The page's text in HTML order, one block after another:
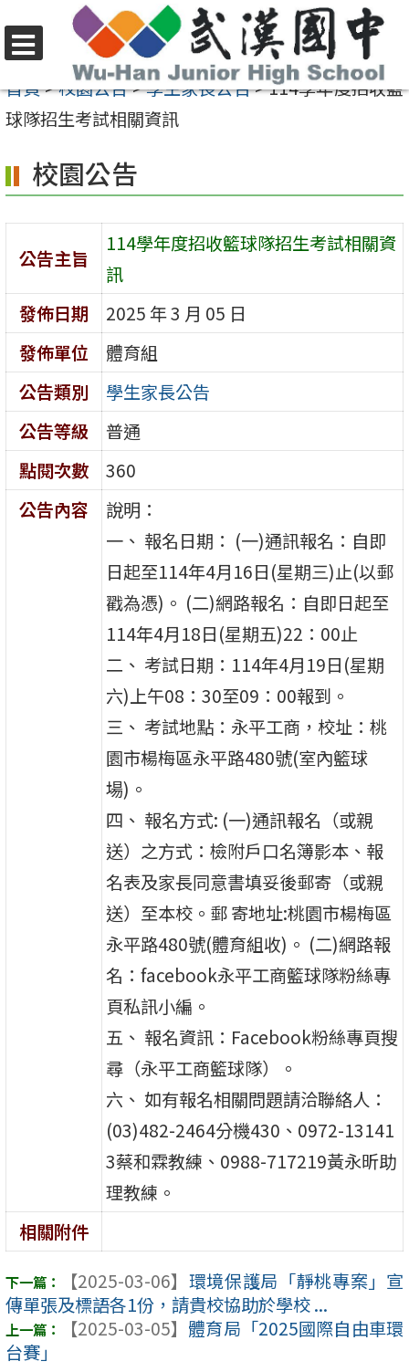
至
要
容
區
選
單
首頁>校園公告>學生家長公告>114學年度招收籃
球隊招生考試相關資訊
校園公告
公告主旨
114學年度招收籃球隊招生考試相關資
訊
發佈日期
2025 年 3 月 05 日
發佈單位
體育組
公告類別
學生家長公告
公告等級
普通
點閱次數
360
公告內容
說明：
一、 報名日期： (一)通訊報名：自即
日起至114年4月16日(星期三)止(以郵
戳為憑)。 (二)網路報名：自即日起至
114年4月18日(星期五)22：00止
二、 考試日期：114年4月19日(星期
六)上午08：30至09：00報到。
三、 考試地點：永平工商，校址：桃
園市楊梅區永平路480號(室內籃球
場)。
四、 報名方式: (一)通訊報名（或親
送）之方式：檢附戶口名簿影本、報
名表及家長同意書填妥後郵寄（或親
送）至本校。郵 寄地址:桃園市楊梅區
永平路480號(體育組收)。 (二)網路報
名：facebook永平工商籃球隊粉絲專
頁私訊小編。
五、 報名資訊：Facebook粉絲專頁搜
尋（永平工商籃球隊）。
六、 如有報名相關問題請洽聯絡人：
(03)482-2464分機430、0972-13141
3蔡和霖教練、0988-717219黃永昕助
理教練。
相關附件
【2025-03-06】 環境保護局「靜桃專案」宣
傳單張及標語各1份，請貴校協助於學校 ...
【2025-03-05】 體育局「2025國際自由車環
台賽」